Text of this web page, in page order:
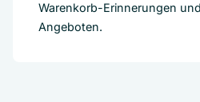
Warenkorb-Erinnerungen
Angeboten.